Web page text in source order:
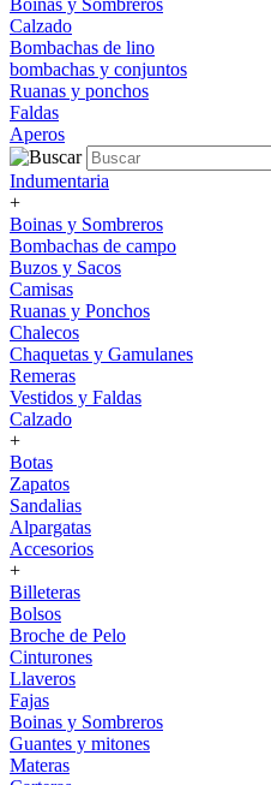
Boinas y Sombreros
Calzado
Bombachas de lino
bombachas y conjuntos
Ruanas y ponchos
Faldas
Aperos
Indumentaria
+
Boinas y Sombreros
Bombachas de campo
Buzos y Sacos
Camisas
Ruanas y Ponchos
Chalecos
Chaquetas y Gamulanes
Remeras
Vestidos y Faldas
Calzado
+
Botas
Zapatos
Sandalias
Alpargatas
Accesorios
+
Billeteras
Bolsos
Broche de Pelo
Cinturones
Llaveros
Fajas
Boinas y Sombreros
Guantes y mitones
Materas